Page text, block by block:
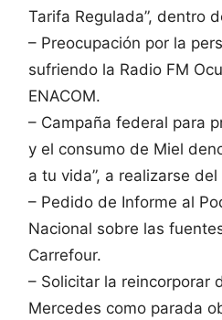
Tarifa Regulada”, dentro
– Preocupación por la
sufriendo la Radio FM
ENACOM.
– Campaña federal para
y el consumo de Miel
a tu vida”, a realizarse
– Pedido de Informe al
Nacional sobre las
Carrefour.
– Solicitar la reincorporar
Mercedes como parada